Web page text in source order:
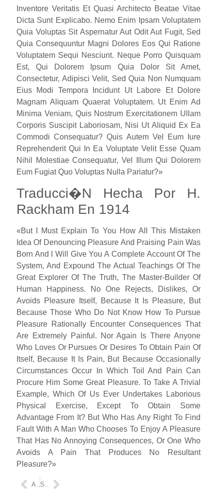
Inventore Veritatis Et Quasi Architecto Beatae Vitae
Dicta Sunt Explicabo. Nemo Enim Ipsam Voluptatem
Quia Voluptas Sit Aspernatur Aut Odit Aut Fugit, Sed
Quia Consequuntur Magni Dolores Eos Qui Ratione
Voluptatem Sequi Nesciunt. Neque Porro Quisquam
Est, Qui Dolorem Ipsum Quia Dolor Sit Amet,
Consectetur, Adipisci Velit, Sed Quia Non Numquam
Eius Modi Tempora Incidunt Ut Labore Et Dolore
Magnam Aliquam Quaerat Voluptatem. Ut Enim Ad
Minima Veniam, Quis Nostrum Exercitationem Ullam
Corporis Suscipit Laboriosam, Nisi Ut Aliquid Ex Ea
Commodi Consequatur? Quis Autem Vel Eum Iure
Reprehenderit Qui In Ea Voluptate Velit Esse Quam
Nihil Molestiae Consequatur, Vel Illum Qui Dolorem
Eum Fugiat Quo Voluptas Nulla Pariatur?»
Traducci�n Hecha Por H.
Rackham En 1914
«But I Must Explain To You How All This Mistaken
Idea Of Denouncing Pleasure And Praising Pain Was
Born And I Will Give You A Complete Account Of The
System, And Expound The Actual Teachings Of The
Great Explorer Of The Truth, The Master-Builder Of
Human Happiness. No One Rejects, Dislikes, Or
Avoids Pleasure Itself, Because It Is Pleasure, But
Because Those Who Do Not Know How To Pursue
Pleasure Rationally Encounter Consequences That
Are Extremely Painful. Nor Again Is There Anyone
Who Loves Or Pursues Or Desires To Obtain Pain Of
Itself, Because It Is Pain, But Because Occasionally
Circumstances Occur In Which Toil And Pain Can
Procure Him Some Great Pleasure. To Take A Trivial
Example, Which Of Us Ever Undertakes Laborious
Physical Exercise, Except To Obtain Some
Advantage From It? But Who Has Any Right To Find
Fault With A Man Who Chooses To Enjoy A Pleasure
That Has No Annoying Consequences, Or One Who
Avoids A Pain That Produces No Resultant
Pleasure?»
ANTERIOR SIGUIENTE